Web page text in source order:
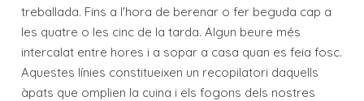
treballada. Fins a l'hora de berenar o fer beguda cap a
les quatre o les cinc de la tarda. Algun beure més
intercalat entre hores i a sopar a casa quan es feia fosc.
Aquestes línies constitueixen un recopilatori daquells
àpats que omplien la cuina i els fogons dels nostres